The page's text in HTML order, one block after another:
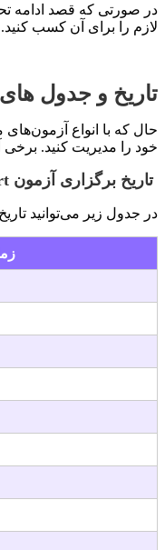
در صورتی که قصد ادامه
لازم را برای آن کسب کنید.
تاریخ و جدول
خود را مدیریت کنید.
تاریخ برگزاری آزمون
در جدول زیر می‌توانید